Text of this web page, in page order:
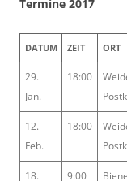
Termine 2017
DATUM ZEIT ORT
29.
Jan.
18:00
12.
Feb.
18:00
18.
9:00